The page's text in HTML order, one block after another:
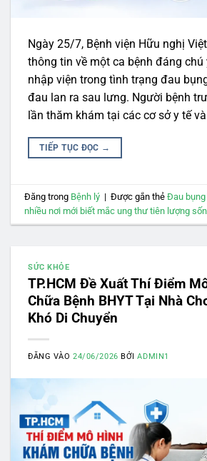
Ngày 25/7, Bệnh viện Hữu nghị
thông tin về một ca bệnh đáng chú
nhập viện trong tình trạng đau
đau lan ra sau lưng. Người bệnh
lần thăm khám tại các cơ sở y tế
TIẾP TỤC ĐỌC →
Đăng trong Bệnh lý | Được gắn thẻĐau
nhiều nơi mới biết mắc ung thư tiên lượng
SỨC KHỎE
TP.HCM Đề Xuất Thí Điểm
Chữa Bệnh BHYT Tại Nhà
Khó Di Chuyển
ĐĂNG VÀO24/06/2026 BỞIADMIN1